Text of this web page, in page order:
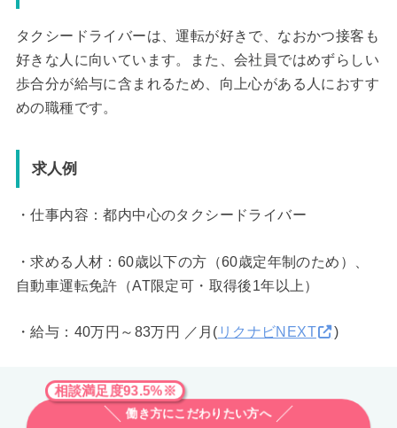
タクシードライバーは、運転が好きで、なおかつ接客も
好きな人に向いています。また、会社員ではめずらしい
歩合分が給与に含まれるため、向上心がある人におすす
めの職種です。
求人例
・仕事内容：都内中心のタクシードライバー
・求める人材：60歳以下の方（60歳定年制のため）、
自動車運転免許（AT限定可・取得後1年以上）
・給与：40万円～83万円 ／月( リクナビNEXT )
相談満足度93.5%※
働き方にこだわりたい方へ